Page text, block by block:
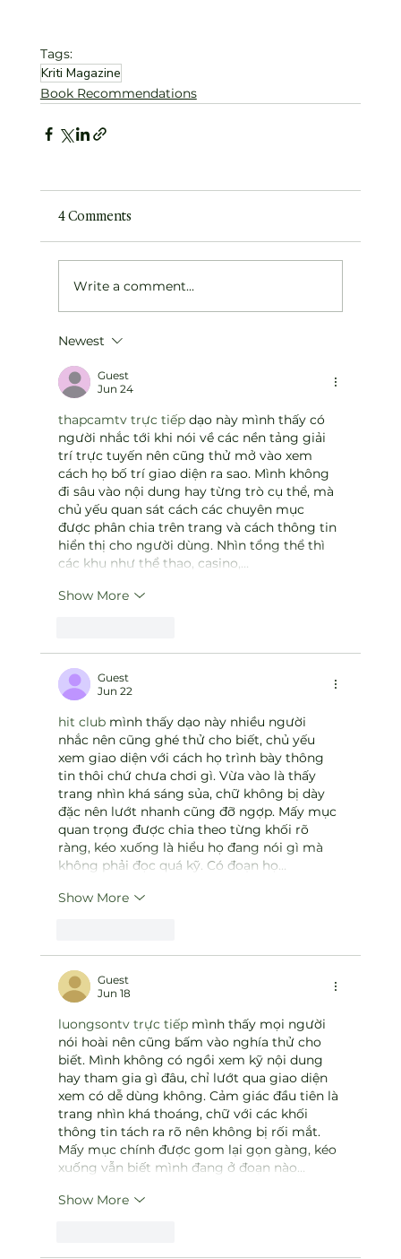
Tags:
Kriti Magazine
Book Recommendations
4 Comments
Write a comment...
Newest
Guest
Jun 24
thapcamtv trực tiếp dạo này mình thấy có
người nhắc tới khi nói về các nền tảng giải
trí trực tuyến nên cũng thử mở vào xem
cách họ bố trí giao diện ra sao. Mình không
đi sâu vào nội dung hay từng trò cụ thể, mà
chủ yếu quan sát cách các chuyên mục
được phân chia trên trang và cách thông tin
hiển thị cho người dùng. Nhìn tổng thể thì
các khu như thể thao, casino,…
Show More
Guest
Jun 22
hit club mình thấy dạo này nhiều người
nhắc nên cũng ghé thử cho biết, chủ yếu
xem giao diện với cách họ trình bày thông
tin thôi chứ chưa chơi gì. Vừa vào là thấy
trang nhìn khá sáng sủa, chữ không bị dày
đặc nên lướt nhanh cũng đỡ ngợp. Mấy mục
quan trọng được chia theo từng khối rõ
ràng, kéo xuống là hiểu họ đang nói gì mà
không phải đọc quá kỹ. Có đoạn họ…
Show More
Guest
Jun 18
luongsontv trực tiếp mình thấy mọi người
nói hoài nên cũng bấm vào nghía thử cho
biết. Mình không có ngồi xem kỹ nội dung
hay tham gia gì đâu, chỉ lướt qua giao diện
xem có dễ dùng không. Cảm giác đầu tiên là
trang nhìn khá thoáng, chữ với các khối
thông tin tách ra rõ nên không bị rối mắt.
Mấy mục chính được gom lại gọn gàng, kéo
xuống vẫn biết mình đang ở đoạn nào…
Show More